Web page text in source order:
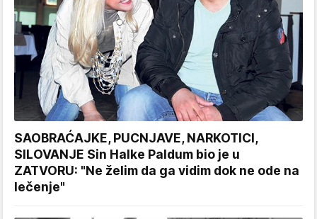
SAOBRAĆAJKE, PUCNJAVE, NARKOTICI,
SILOVANJE Sin Halke Paldum bio je u
ZATVORU: "Ne želim da ga vidim dok ne ode na
lečenje"